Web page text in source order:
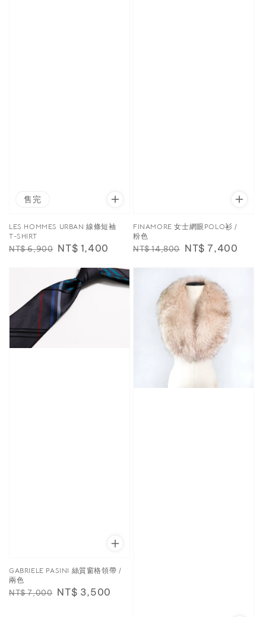
售完
LES HOMMES URBAN 線條短袖
T-SHIRT
Regular
NT$ 6,900 Sale
NT$ 1,400
FINAMORE 女士網眼POLO衫 /
粉色
Regular
NT$ 14,800 Sale
NT$ 7,400
GABRIELE PASINI 絲質窗格領帶 /
兩色
Regular
NT$ 7,000 Sale
NT$ 3,500